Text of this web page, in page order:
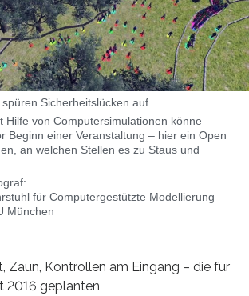
Sicherheitslücken auf
Hilfe von Computersimulationen könne
Beginn einer Veranstaltung – hier ein Open
an welchen Stellen es zu Staus und
für Computergestützte Modellierung
München
Zaun, Kontrollen am Eingang – die für
2016 geplanten